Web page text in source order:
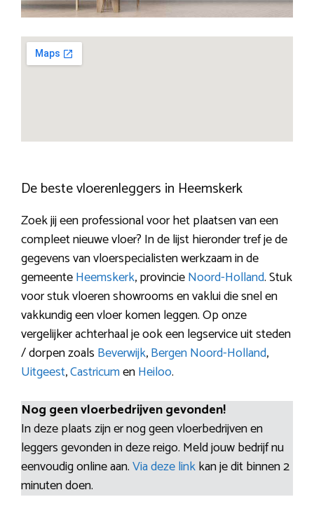
De beste vloerenleggers in Heemskerk
Zoek jij een professional voor het plaatsen van een
compleet nieuwe vloer? In de lijst hieronder tref je de
gegevens van vloerspecialisten werkzaam in de
gemeenteHeemskerk, provincieNoord-Holland. Stuk
voor stuk vloeren showrooms en vaklui die snel en
vakkundig een vloer komen leggen. Op onze
vergelijker achterhaal je ook een legservice uit steden
/ dorpen zoals Beverwijk,Bergen Noord-Holland,
Uitgeest,CastricumenHeiloo.
Nog geen vloerbedrijven gevonden!
In deze plaats zijn er nog geen vloerbedrijven en
leggers gevonden in deze reigo. Meld jouw bedrijf nu
eenvoudig online aan.Via deze linkkan je dit binnen 2
minuten doen.